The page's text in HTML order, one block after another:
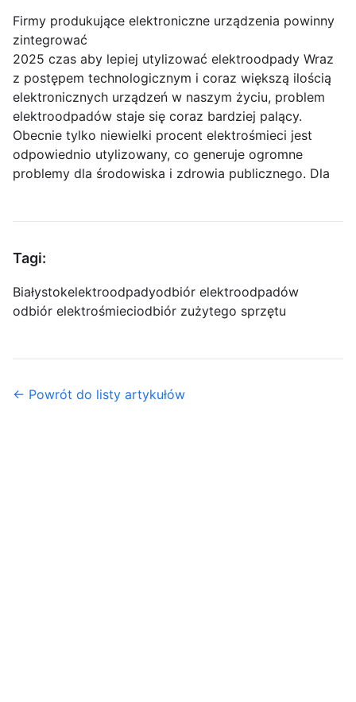
Firmy produkujące elektroniczne urządzenia powinny
zintegrować
2025 czas aby lepiej utylizować elektroodpady Wraz
z postępem technologicznym i coraz większą ilością
elektronicznych urządzeń w naszym życiu, problem
elektroodpadów staje się coraz bardziej palący.
Obecnie tylko niewielki procent elektrośmieci jest
odpowiednio utylizowany, co generuje ogromne
problemy dla środowiska i zdrowia publicznego. Dla
Tagi:
Białystokelektroodpadyodbiór elektroodpadów
odbiór elektrośmieciodbiór zużytego sprzętu
← Powrót do listy artykułów